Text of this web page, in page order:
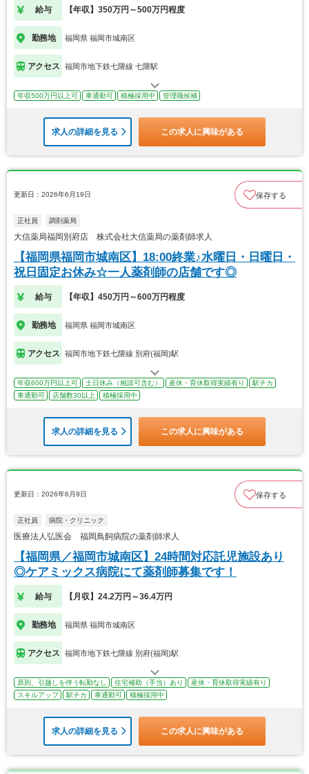
給与 【年収】350万円～500万円程度
勤務地 福岡県 福岡市城南区
アクセス 福岡市地下鉄七隈線 七隈駅
年収500万円以上可 車通勤可 積極採用中 管理職候補
求人の詳細を見る この求人に興味がある
更新日：2026年6月19日 保存する
正社員 調剤薬局
大信薬局福岡別府店 株式会社大信薬局の薬剤師求人
【福岡県福岡市城南区】18:00終業♪水曜日・日曜日・
祝日固定お休み☆一人薬剤師の店舗です◎
給与 【年収】450万円～600万円程度
勤務地 福岡県 福岡市城南区
アクセス 福岡市地下鉄七隈線 別府(福岡)駅
年収600万円以上可 土日休み（相談可含む） 産休・育休取得実績有り
駅チカ
車通勤可
店舗数30以上 積極採用中
求人の詳細を見る この求人に興味がある
更新日：2026年6月9日 保存する
正社員 病院・クリニック
医療法人弘医会 福岡鳥飼病院の薬剤師求人
【福岡県／福岡市城南区】24時間対応託児施設あり
◎ケアミックス病院にて薬剤師募集です！
給与 【月収】24.2万円～36.4万円
勤務地 福岡県 福岡市城南区
アクセス 福岡市地下鉄七隈線 別府(福岡)駅
原則、引越しを伴う転勤なし 住宅補助（手当）あり
産休・育休取得実績有り
スキルアップ
駅チカ 車通勤可 積極採用中
求人の詳細を見る この求人に興味がある